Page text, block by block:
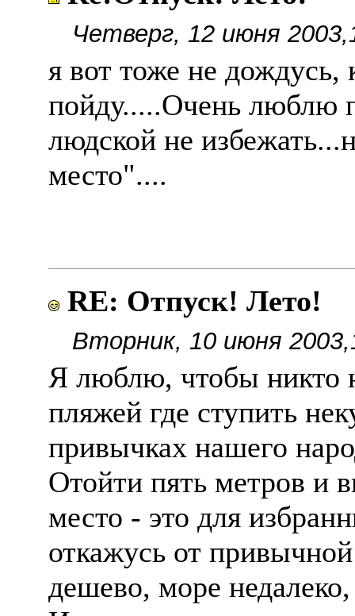
Четверг, 12 июня
я вот тоже не дождусь,
пойду.....Очень люблю
людской не
место"....
RE: Отпуск! Лето!
Вторник, 10 июня
Я люблю, чтобы никто
пляжей где ступить
привычках нашего
Отойти пять метров и
место - это для
откажусь от
дешево, море